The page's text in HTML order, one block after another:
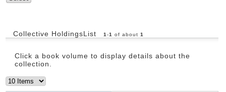
Collective HoldingsList 1 -1 of about 1
Click a book volume to display details about the
collection.